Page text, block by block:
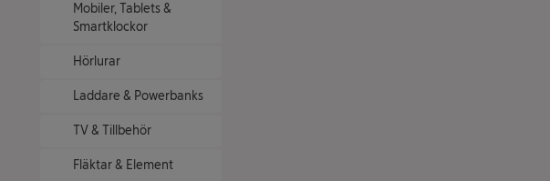
Mobiler, Tablets &
Smartklockor
Hörlurar
Laddare & Powerbanks
TV & Tillbehör
Fläktar & Element